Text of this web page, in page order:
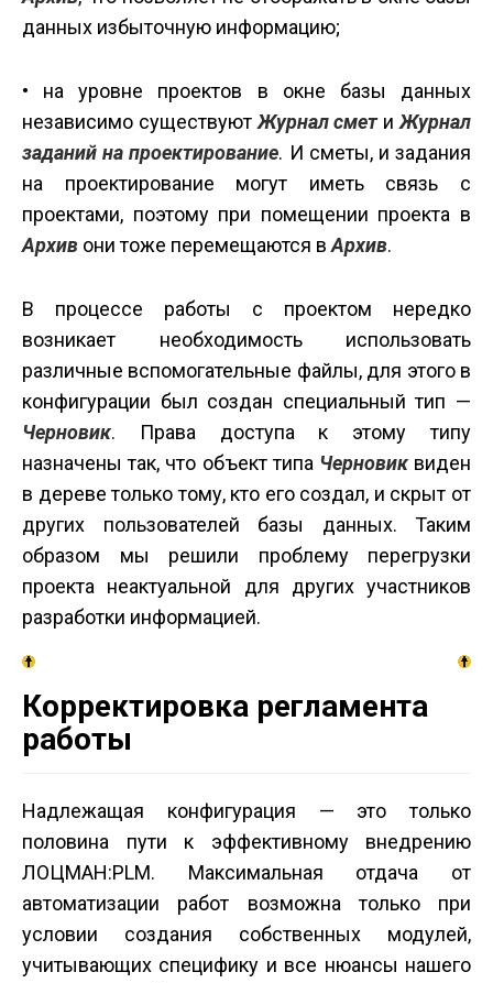
данных избыточную информацию;
• на уровне проектов в окне базы данных
независимо существуют Журнал сметиЖурнал
заданий на проектирование. И сметы, и задания
на проектирование могут иметь связь с
проектами, поэтому при помещении проекта в
Архив они тоже перемещаются вАрхив.
В процессе работы с проектом нередко
возникает необходимость использовать
различные вспомогательные файлы, для этого в
конфигурации был создан специальный тип —
Черновик. Права доступа к этому типу
назначены так, что объект типа Черновиквиден
в дереве только тому, кто его создал, и скрыт от
других пользователей базы данных. Таким
образом мы решили проблему перегрузки
проекта неактуальной для других участников
разработки информацией.
Корректировка регламента
работы
Надлежащая конфигурация — это только
половина пути к эффективному внедрению
ЛОЦМАН:PLM. Максимальная отдача от
автоматизации работ возможна только при
условии создания собственных модулей,
учитывающих специфику и все нюансы нашего